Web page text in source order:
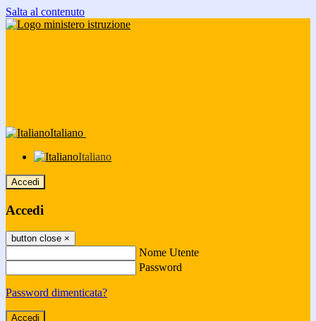
Salta al contenuto
Italiano
Italiano
Accedi
Accedi
button close ×
Nome Utente
Password
Password dimenticata?